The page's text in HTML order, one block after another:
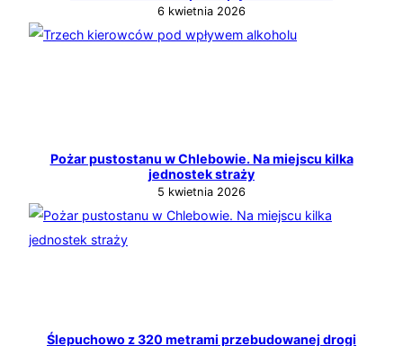
6 kwietnia 2026
Pożar pustostanu w Chlebowie. Na miejscu kilka
jednostek straży
5 kwietnia 2026
Ślepuchowo z 320 metrami przebudowanej drogi